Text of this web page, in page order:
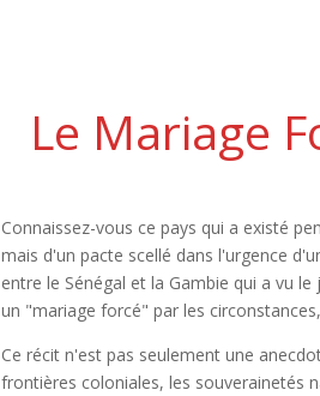
Le Mariage
Connaissez-vous ce pays qui a existé
mais d'un pacte scellé dans l'urgence
entre le Sénégal et la Gambie qui a vu
un "mariage forcé" par les
Ce récit n'est pas seulement une
frontières coloniales, les souverainetés